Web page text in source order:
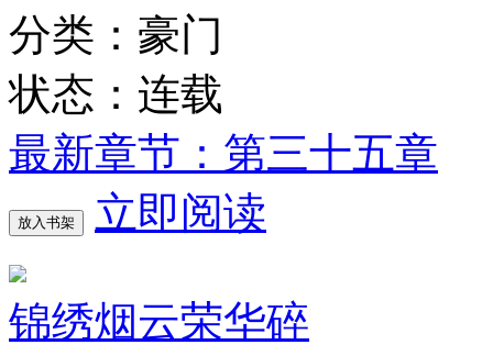
分类：豪门
状态：连载
最新章节：第三十五章
放入书架 立即阅读
锦绣烟云荣华碎